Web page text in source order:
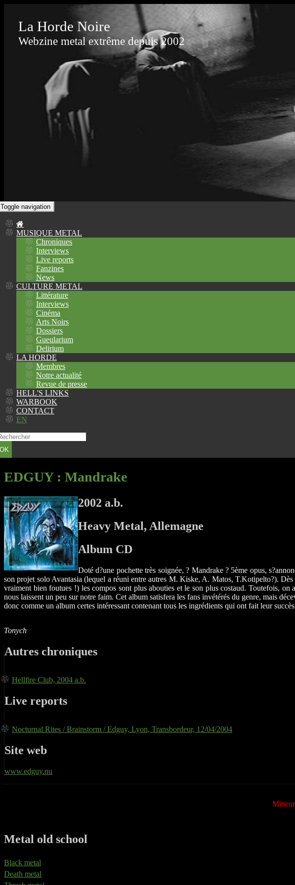
La Horde Noire
Webzine metal extrême depuis 2002
Toggle navigation
MUSIQUE METAL
Chroniques
Interviews
Live reports
Fanzines
News
CULTURE METAL
Littérature
Interviews
Cinéma
Arts Noirs
Dossiers
Gueularium
Delirium
LA HORDE
Membres
Notre actualité
Revue de presse
HELL'S LINKS
WARBOOK
CONTACT
EN
OK
EDGUY: Mandrake
2002 a.b.
Heavy Metal, Allemagne
Album CD
Doté d?une pochette très soignée, ? Mandrake ? 5ème opus,
son projet solo Avantasia (lequel a réuni entre autres M. Kiske, A. Matos, T.Kotipelto?).
vraiment bien foutues !) les compos sont plus abouties et le son plus costaud. Toutefois,
nous laissent un peu sur notre faim. Cet album satisfera les fans invétérés du genre, mais
donc comme un album certes intéressant contenant tous les ingrédients qui ont fait leur
Tonych
Autres chroniques
Hellfire Club, 2004 a.b.
Live reports
Nocturnal Rites / Brainstorm / Edguy, Lyon, Transbordeur, 12/04/2004
Site web
www.edguy.nu
Metal old school
Black metal
Death metal